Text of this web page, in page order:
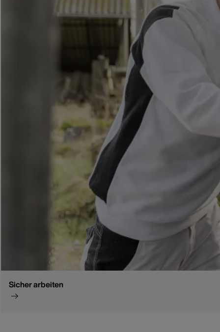
Gesundheitsschutz und Gestaltung mit Brillux
Gesundheit geht vor! Immer.
Sicher arbeiten